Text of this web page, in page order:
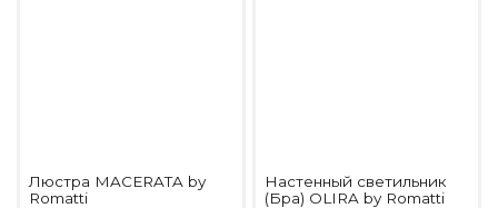
Люстра MACERATA by
Romatti
Настенный светильник
(Бра) OLIRA by Romatti